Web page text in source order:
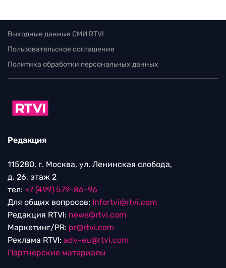
Выходные данные СМИ RTVI
Пользовательское соглашение
Политика обработки персональных данных
Редакция
115280, г. Москва, ул. Ленинская слобода,
д. 26, этаж 2
тел: +7 (499) 579-86-96
Для общих вопросов: Infortvi@rtvi.com
Редакция RTVI: news@rtvi.com
Маркетинг/PR: pr@rtvi.com
Реклама RTVI: adv-eu@rtvi.com
Партнерские материалы